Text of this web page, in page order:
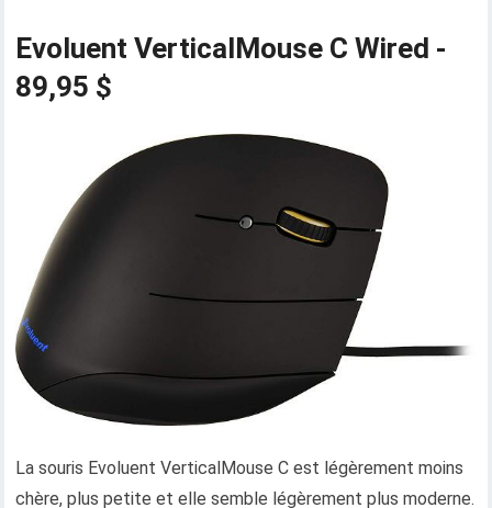
Evoluent VerticalMouse C Wired -
89,95 $
La souris Evoluent VerticalMouse C est légèrement moins
chère, plus petite et elle semble légèrement plus moderne.